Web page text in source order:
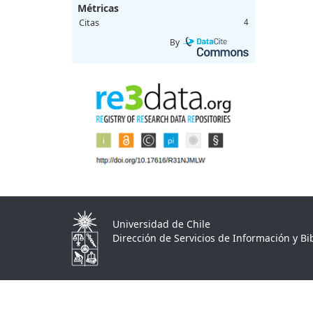
Métricas
Citas 4
By
Universidad de Chile
Dirección de Servicios de Información y